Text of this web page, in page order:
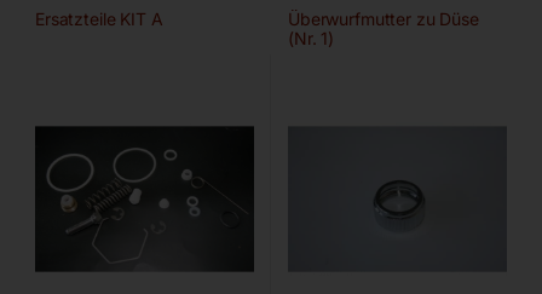
Ersatzteile KIT A
Überwurfmutter zu Düse
(Nr. 1)